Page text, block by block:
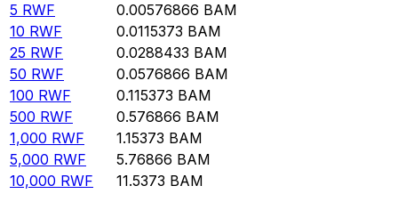
5 RWF 0.00576866 BAM
10 RWF 0.0115373 BAM
25 RWF 0.0288433 BAM
50 RWF 0.0576866 BAM
100 RWF 0.115373 BAM
500 RWF 0.576866 BAM
1,000 RWF 1.15373 BAM
5,000 RWF 5.76866 BAM
10,000 RWF 11.5373 BAM